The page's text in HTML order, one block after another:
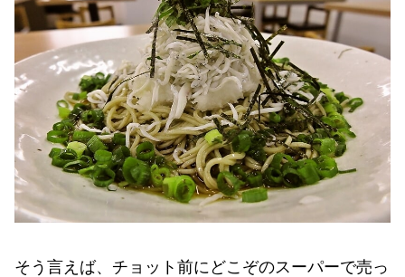
そう言えば、チョット前にどこぞのスーパーで売っ